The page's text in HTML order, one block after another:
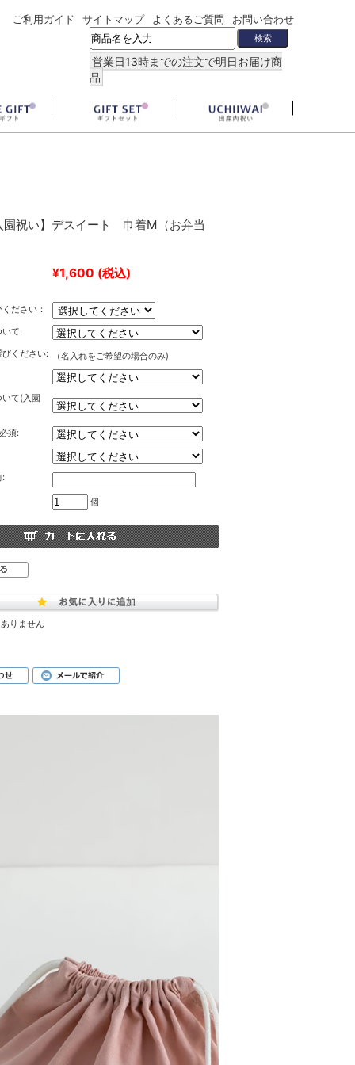
ご利用ガイド サイトマップ よくあるご質問 お問い合わせ
営業日13時までの注文で明日お届け商
品
園祝い】デスイート 巾着M（お弁当
¥1,600 (税込)
ださい：
いて:
ください:
（名入れをご希望の場合のみ)
て(入園
須:
:
個
りません